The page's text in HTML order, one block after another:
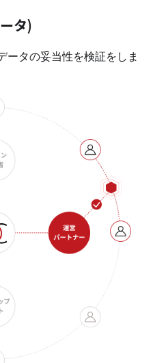
タ)
ータの妥当性を検証をしま